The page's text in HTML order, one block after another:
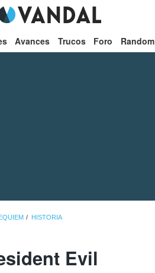
Avances Trucos Foro Random
HISTORIA
Evil